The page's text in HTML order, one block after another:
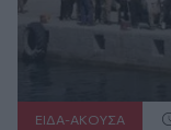
ΕΙΔΑ-ΑΚΟΥΣΑ